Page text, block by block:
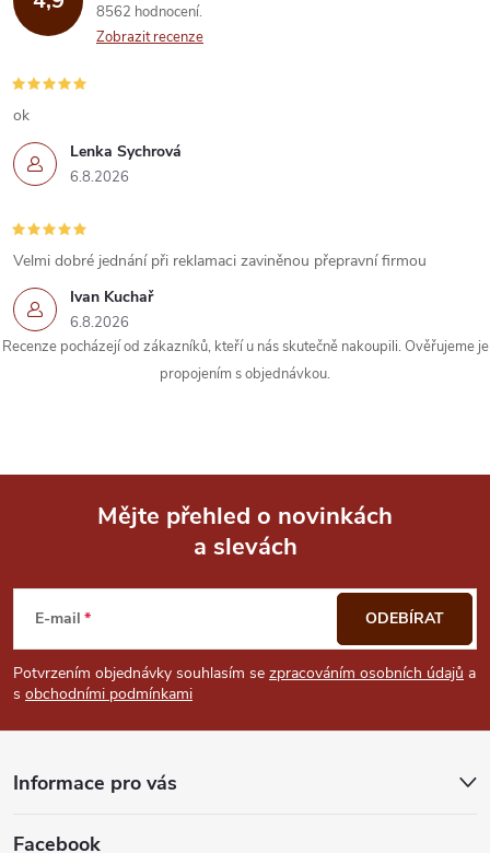
8562 hodnocení
Zobrazit recenze
Lenka Sychrová
6.8.2026
ok
Ivan Kuchař
6.8.2026
Velmi dobré jednání při reklamaci zaviněnou přepravní firmou
Recenze pocházejí od zákazníků, kteří u nás skutečně nakoupili. Ověřujeme je
propojením s objednávkou.
p
a
Mějte přehled o novinkách
a slevách
E-mail
Potvrzením objednávky souhlasím se zpracováním osobních údajů a
s obchodními podmínkami
ODEBÍRAT
Informace pro vás
Facebook